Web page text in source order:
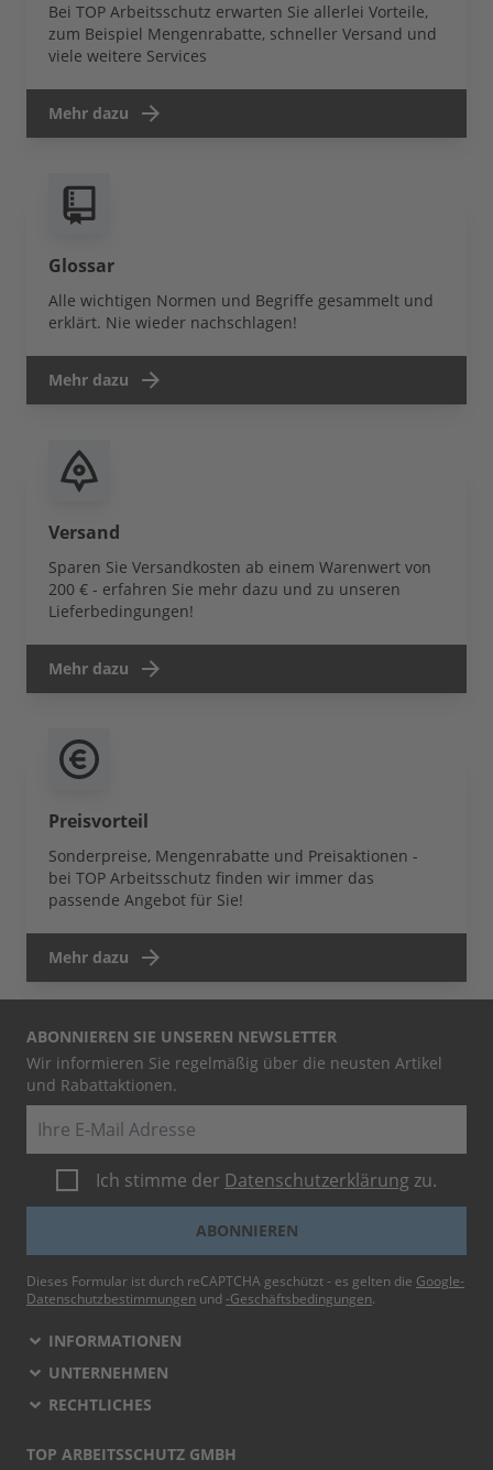
Bei TOP Arbeitsschutz erwarten Sie allerlei Vorteile,
zum Beispiel Mengenrabatte, schneller Versand und
viele weitere Services
Mehr dazu
Glossar
Alle wichtigen Normen und Begriffe gesammelt und
erklärt. Nie wieder nachschlagen!
Mehr dazu
Versand
Sparen Sie Versandkosten ab einem Warenwert von
200 € - erfahren Sie mehr dazu und zu unseren
Lieferbedingungen!
Mehr dazu
Preisvorteil
Sonderpreise, Mengenrabatte und Preisaktionen -
bei TOP Arbeitsschutz finden wir immer das
passende Angebot für Sie!
Mehr dazu
ABONNIEREN SIE UNSEREN NEWSLETTER
Wir informieren Sie regelmäßig über die neusten Artikel
und Rabattaktionen.
Ich stimme der Datenschutzerklärung zu.
ABONNIEREN
Dieses Formular ist durch reCAPTCHA geschützt - es gelten die Google-
Datenschutzbestimmungen und -Geschäftsbedingungen.
INFORMATIONEN
UNTERNEHMEN
RECHTLICHES
TOP ARBEITSSCHUTZ GMBH